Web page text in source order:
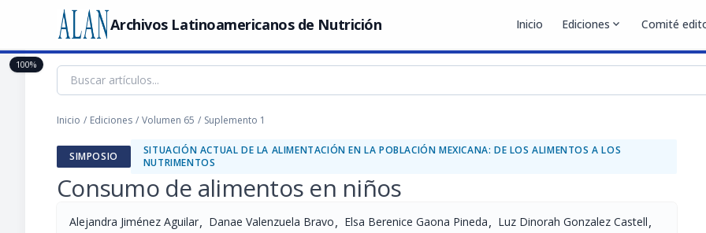
Archivos Latinoamericanos de Nutrición Inicio Ediciones expand_more Comité
Inicio / Ediciones / Volumen 65 / Suplemento 1
SIMPOSIO
SITUACIÓN ACTUAL DE LA ALIMENTACIÓN EN LA POBLACIÓN MEXICANA: DE LOS ALIMENTOS A LOS
NUTRIMENTOS
Consumo de alimentos en niños
Alejandra Jiménez Aguilar, Danae Valenzuela Bravo, Elsa Berenice Gaona Pineda, Luz Dinorah Gonzalez Castell,
100%